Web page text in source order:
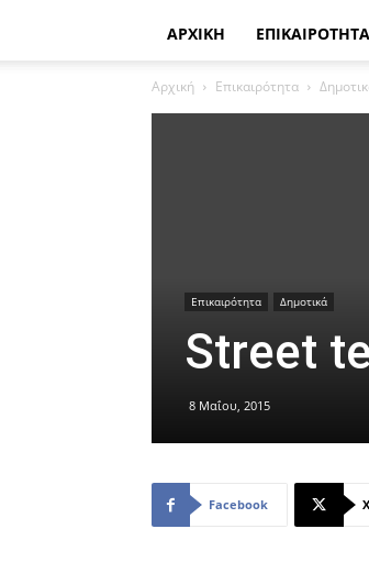
ΑΡΧΙΚΗ ΕΠΙΚΑΙΡΟΤΗΤΑ
Αρχική Επικαιρότητα
Επικαιρότητα Δημοτικά
Street
8 Μαΐου, 2015
Facebook X